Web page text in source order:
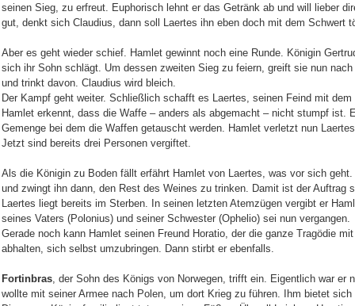
seinen Sieg, zu erfreut. Euphorisch lehnt er das Getränk ab und will lieber
gut, denkt sich Claudius, dann soll Laertes ihn eben doch mit dem Schwert
Aber es geht wieder schief. Hamlet gewinnt noch eine Runde. Königin
sich ihr Sohn schlägt. Um dessen zweiten Sieg zu feiern, greift sie nun
und trinkt davon. Claudius wird bleich.
Der Kampf geht weiter. Schließlich schafft es Laertes, seinen Feind mit
Hamlet erkennt, dass die Waffe – anders als abgemacht – nicht stumpf ist.
Gemenge bei dem die Waffen getauscht werden. Hamlet verletzt nun
Jetzt sind bereits drei Personen vergiftet.
Als die Königin zu Boden fällt erfährt Hamlet von Laertes, was vor sich
und zwingt ihn dann, den Rest des Weines zu trinken. Damit ist der Auftrag
Laertes liegt bereits im Sterben. In seinen letzten Atemzügen vergibt er
seines Vaters (Polonius) und seiner Schwester (Ophelio) sei nun vergangen.
Gerade noch kann Hamlet seinen Freund Horatio, der die ganze Tragödie
abhalten, sich selbst umzubringen. Dann stirbt er ebenfalls.
Fortinbras, der Sohn des Königs von Norwegen, trifft ein. Eigentlich war er
wollte mit seiner Armee nach Polen, um dort Krieg zu führen. Ihm bietet